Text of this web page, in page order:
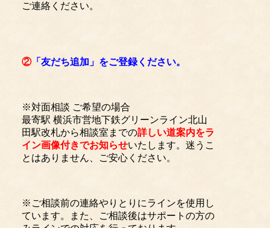
ご連絡ください。
②「友だち追加」をご登録ください。
※対面相談 ご希望の場合
最寄駅 横浜市営地下鉄グリーンライン北山
田駅改札から相談室までの詳しい道案内をラ
イン画像付きでお知らせいたします。迷うこ
とはありません、ご安心ください。
※ご相談前の連絡やりとりにラインを使用し
ています。また、ご相談後はサポートの方の